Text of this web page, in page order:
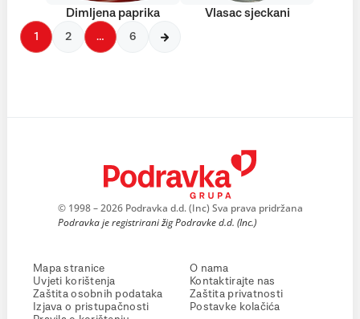
Dimljena paprika Vlasac sjeckani
1 2 … 6
© 1998 – 2026 Podravka d.d. (Inc) Sva prava pridržana
Podravka je registrirani žig Podravke d.d. (Inc.)
Mapa stranice
Uvjeti korištenja
Zaštita osobnih podataka
Izjava o pristupačnosti
O nama
Kontaktirajte nas
Zaštita privatnosti
Postavke kolačića